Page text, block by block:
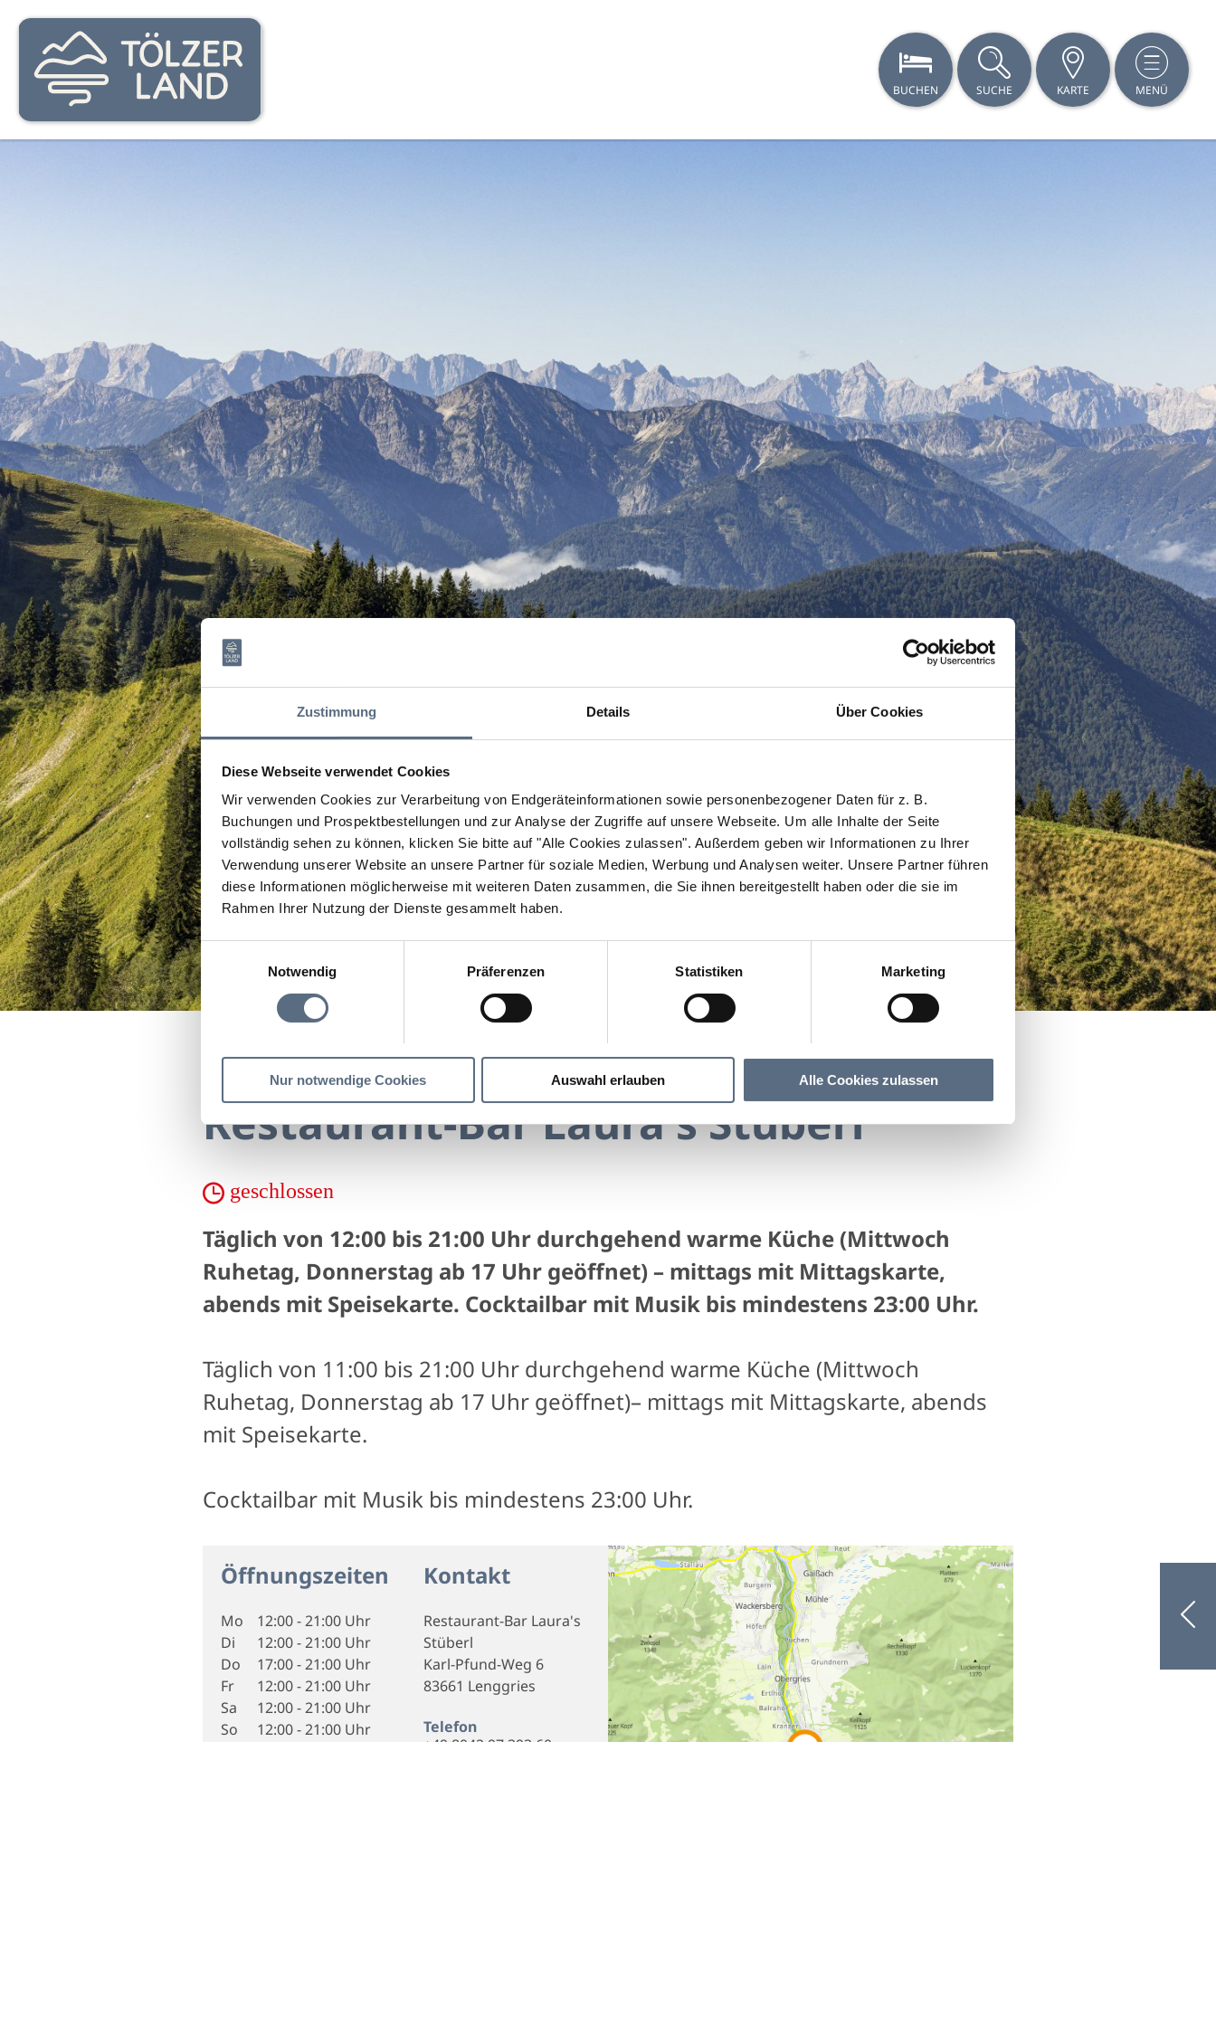
Zustimmung Details Über Cookies
Diese Webseite verwendet Cookies
Wir verwenden Cookies zur Verarbeitung von Endgeräteinformationen sowie personenbezogener Daten für z. B.
Buchungen und Prospektbestellungen und zur Analyse der Zugriffe auf unsere Webseite. Um alle Inhalte der Seite
vollständig sehen zu können, klicken Sie bitte auf "Alle Cookies zulassen". Außerdem geben wir Informationen zu Ihrer
Verwendung unserer Website an unsere Partner für soziale Medien, Werbung und Analysen weiter. Unsere Partner führen
diese Informationen möglicherweise mit weiteren Daten zusammen, die Sie ihnen bereitgestellt haben oder die sie im
Rahmen Ihrer Nutzung der Dienste gesammelt haben.
Einwilligungsauswahl
Notwendig
Präferenzen Statistiken Marketing
Nur notwendige Cookies Auswahl erlauben Alle Cookies zulassen
BUCHEN SUCHE KARTE MENÜ
Restaurant-Bar Laura's Stüberl
Restaurant-Bar Laura's Stüberl
geschlossen
Täglich von 12:00 bis 21:00 Uhr durchgehend warme Küche (Mittwoch
Ruhetag, Donnerstag ab 17 Uhr geöffnet) – mittags mit Mittagskarte,
abends mit Speisekarte. Cocktailbar mit Musik bis mindestens 23:00 Uhr.
Täglich von 11:00 bis 21:00 Uhr durchgehend warme Küche (Mittwoch
Ruhetag, Donnerstag ab 17 Uhr geöffnet)– mittags mit Mittagskarte, abends
mit Speisekarte.
Cocktailbar mit Musik bis mindestens 23:00 Uhr.
Öffnungszeiten
Mo
12:00 - 21:00 Uhr
Di
12:00 - 21:00 Uhr
Do
17:00 - 21:00 Uhr
Fr
12:00 - 21:00 Uhr
Sa
12:00 - 21:00 Uhr
So
12:00 - 21:00 Uhr
Kontakt
Restaurant-Bar Laura's
Stüberl
Karl-Pfund-Weg 6
83661 Lenggries
Telefon
+49 8042 97 393 60